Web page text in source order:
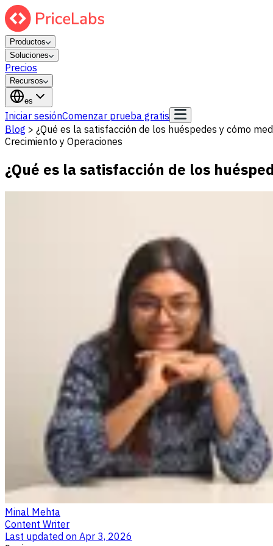
Productos
Soluciones
Precios
Recursos
es
Iniciar sesiónComenzar prueba gratis
Blog > ¿Qué es la satisfacción de los huéspedes y cómo
Crecimiento y Operaciones
¿Qué es la satisfacción de los
Minal Mehta
Content Writer
Last updated on Apr 3, 2026